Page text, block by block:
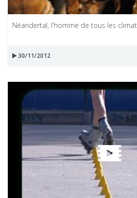
Néandertal, l'homme de tous les
30/11/2012